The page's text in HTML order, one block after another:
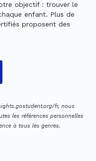
objectif : trouver le
enfant. Plus de
proposent des
fr, nous
les références personnelles
à tous les genres.